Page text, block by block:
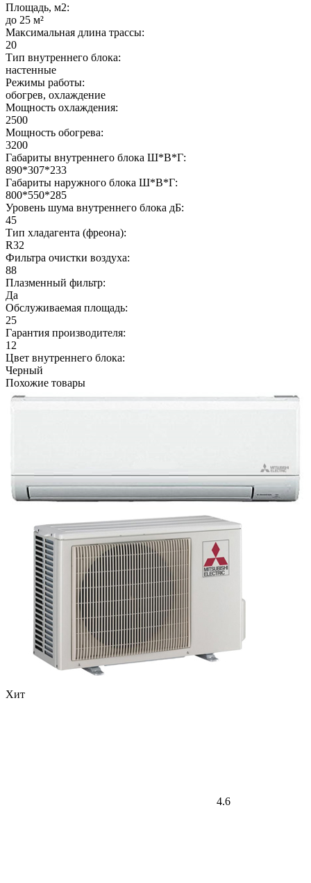
Площадь, м2:
до 25 м²
Максимальная длина трассы:
20
Тип внутреннего блока:
настенные
Режимы работы:
обогрев, охлаждение
Мощность охлаждения:
2500
Мощность обогрева:
3200
Габариты внутреннего блока Ш*В*Г:
890*307*233
Габариты наружного блока Ш*В*Г:
800*550*285
Уровень шума внутреннего блока дБ:
45
Тип хладагента (фреона):
R32
Фильтра очистки воздуха:
88
Плазменный фильтр:
Да
Обслуживаемая площадь:
25
Гарантия производителя:
12
Цвет внутреннего блока:
Черный
Похожие товары
Хит
4.6